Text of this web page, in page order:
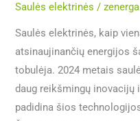
Saulės elektrinės /
Saulės elektrinės, kaip
atsinaujinančių energijos
tobulėja. 2024 metais
daug reikšmingų inovacijų
padidina šios